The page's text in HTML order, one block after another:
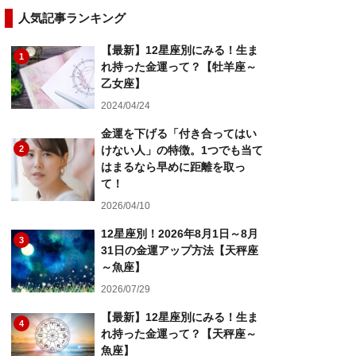
人気記事ランキング
1
【最新】12星座別にみる！生ま
れ持った金運って？【牡羊座～
乙女座】
2024/04/24
2
金運を下げる「付き合ってはい
けない人」の特徴。1つでも当て
はまるなら早めに距離を取っ
て！
2026/04/10
3
12星座別！2026年8月1日～8月
31日の金運アップ方法【天秤座
～魚座】
2026/07/29
4
【最新】12星座別にみる！生ま
れ持った金運って？【天秤座～
魚座】